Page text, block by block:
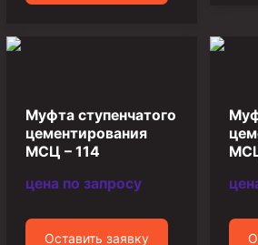
Противовыбросовое оборудование
Системы верхнего привода (СВП)
Элеваторы трубные
Буровые установки
Муфта ступенчатого
цементирования
МСЦ – 114
цена по запросу
Оставить заявку